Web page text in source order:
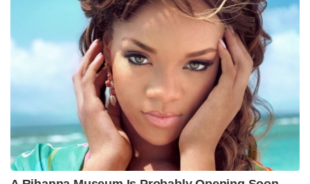
ആസ്വദിക്കാമെന്നും കമ്പനി പോസ്റ്റിൽ
വ്യക്തമാക്കുന്നു. ഐപിഎല്‍ സ്ട്രീമിങ് ഉള്‍പ്പടെ
ഇന്‍റര്‍നെറ്റ് കൂടുതലായി ഉപയോഗിക്കുന്നവർക്ക് ഈ
പ്ലാനിൽ ചേരാം.
bsnl recharge